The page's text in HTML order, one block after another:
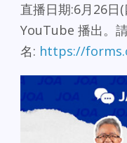
直播日期:6月26日
YouTube 播出。
名: https://